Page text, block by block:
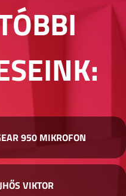
950 MIKROFON
VIKTOR